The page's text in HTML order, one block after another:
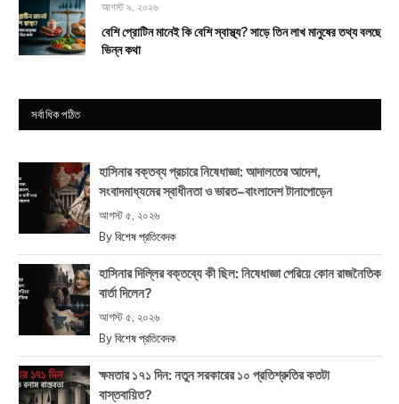
আগস্ট ৯, ২০২৬
বেশি প্রোটিন মানেই কি বেশি স্বাস্থ্য? সাড়ে তিন লাখ মানুষের তথ্য বলছে
ভিন্ন কথা
সর্বাধিক পঠিত
হাসিনার বক্তব্য প্রচারে নিষেধাজ্ঞা: আদালতের আদেশ,
সংবাদমাধ্যমের স্বাধীনতা ও ভারত–বাংলাদেশ টানাপোড়েন
আগস্ট ৫, ২০২৬
By বিশেষ প্রতিবেদক
হাসিনার দিল্লির বক্তব্যে কী ছিল: নিষেধাজ্ঞা পেরিয়ে কোন রাজনৈতিক
বার্তা দিলেন?
আগস্ট ৫, ২০২৬
By বিশেষ প্রতিবেদক
ক্ষমতার ১৭১ দিন: নতুন সরকারের ১০ প্রতিশ্রুতির কতটা
বাস্তবায়িত?